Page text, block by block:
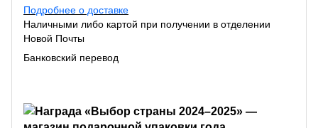
Подробнее о доставке
Наличными либо картой при получении в отделении
Новой Почты
Банковский перевод